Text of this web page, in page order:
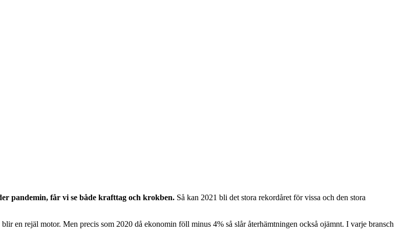
pandemin, får vi se både krafttag och krokben. Så kan 2021 bli det stora rekordåret för vissa och den stora
en rejäl motor. Men precis som 2020 då ekonomin föll minus 4% så slår återhämtningen också ojämnt. I varje bransch